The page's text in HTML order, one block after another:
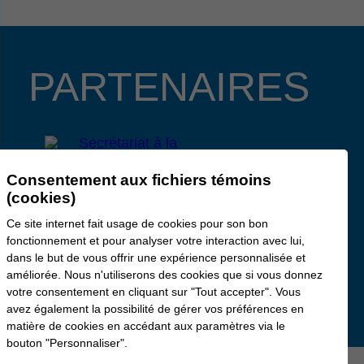
PARTENAIRES
Consentement aux fichiers témoins
(cookies)
Ce site internet fait usage de cookies pour son bon
fonctionnement et pour analyser votre interaction avec lui,
dans le but de vous offrir une expérience personnalisée et
améliorée. Nous n'utiliserons des cookies que si vous donnez
votre consentement en cliquant sur "Tout accepter". Vous
avez également la possibilité de gérer vos préférences en
matière de cookies en accédant aux paramètres via le
bouton "Personnaliser".